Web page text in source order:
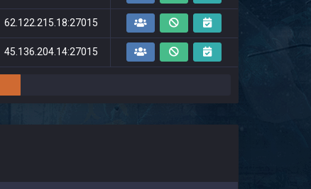
62.122.215.18:27015
45.136.204.14:27015